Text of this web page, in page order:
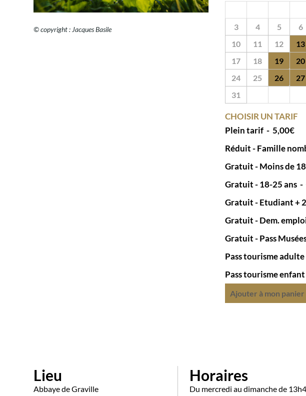
© copyright : Jacques Basile
3
4 5 6
10
11 12 13
17
18 19 20
24
25 26 27
31
CHOISIR UN TARIF
Plein tarif -5,00€
Réduit - Famille
Gratuit - Moins de
Gratuit - 18-25 ans -
Gratuit - Etudiant +
Gratuit - Dem.
Gratuit - Pass
Pass tourisme
Pass tourisme
Ajouter à mon panier
Lieu
Abbaye de Graville
Horaires
Du mercredi au dimanche de